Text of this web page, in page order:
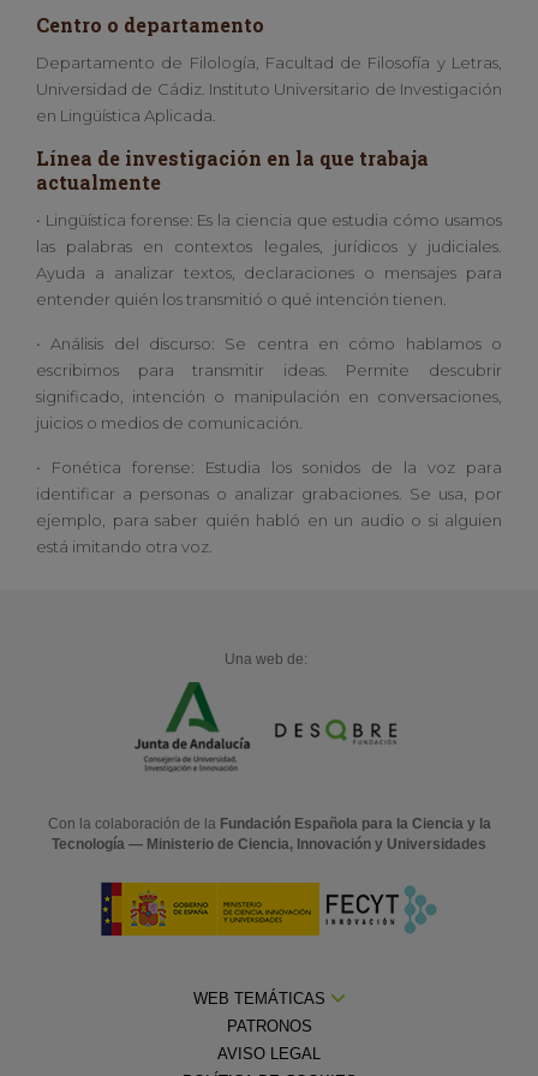
Centro o departamento
Departamento de Filología, Facultad de Filosofía y Letras,
Universidad de Cádiz. Instituto Universitario de Investigación
en Lingüística Aplicada.
Línea de investigación en la que trabaja
actualmente
• Lingüística forense: Es la ciencia que estudia cómo usamos
las palabras en contextos legales, jurídicos y judiciales.
Ayuda a analizar textos, declaraciones o mensajes para
entender quién los transmitió o qué intención tienen.
• Análisis del discurso: Se centra en cómo hablamos o
escribimos para transmitir ideas. Permite descubrir
significado, intención o manipulación en conversaciones,
juicios o medios de comunicación.
• Fonética forense: Estudia los sonidos de la voz para
identificar a personas o analizar grabaciones. Se usa, por
ejemplo, para saber quién habló en un audio o si alguien
está imitando otra voz.
Una web de:
Con la colaboración de la Fundación Española para la Ciencia y la
Tecnología — Ministerio de Ciencia, Innovación y Universidades
WEB TEMÁTICAS
PATRONOS
AVISO LEGAL